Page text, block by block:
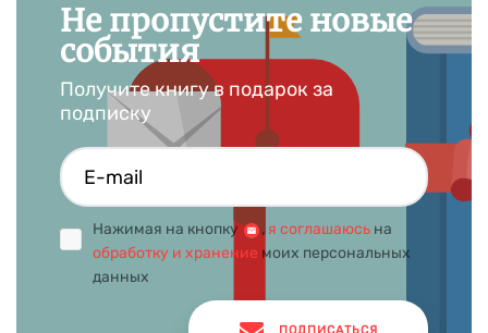
Не пропустите новые
события
Получите книгу в подарок за
подписку
Нажимая на кнопку , я соглашаюсь на
обработку и хранение моих персональных
данных